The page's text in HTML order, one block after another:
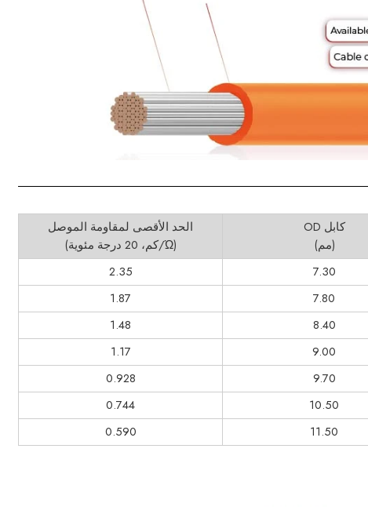
كابل OD
(مم)
الحد الأقصى لمقاومة الموصل
(Ώ/كم، 20 درجة مئوية)
7.30
2.35
7.80
1.87
8.40
1.48
9.00
1.17
9.70
0.928
10.50
0.744
11.50
0.590